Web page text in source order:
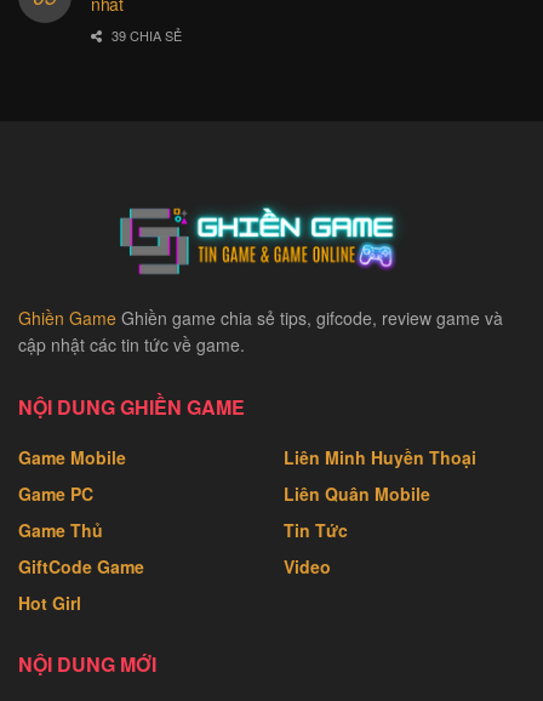
39 CHIA SẺ
Ghiền Game Ghiền game chia sẻ tips, gifcode, review game và
cập nhật các tin tức về game.
NỘI DUNG GHIỀN GAME
Game Mobile
Game PC
Game Thủ
GiftCode Game
Hot Girl
Liên Minh Huyền Thoại
Liên Quân Mobile
Tin Tức
Video
NỘI DUNG MỚI